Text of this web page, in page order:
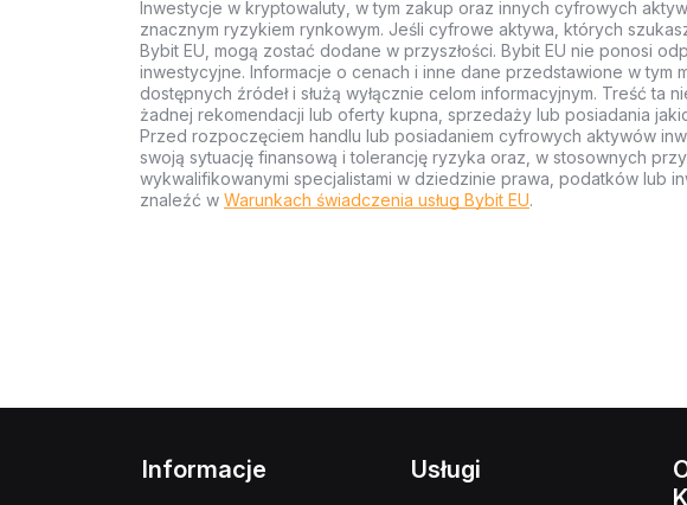
Inwestycje w kryptowaluty, w tym zakup oraz innych cyfrowych
znacznym ryzykiem rynkowym. Jeśli cyfrowe aktywa, których
Bybit EU, mogą zostać dodane w przyszłości. Bybit EU nie ponosi
inwestycyjne. Informacje o cenach i inne dane przedstawione w tym
dostępnych źródeł i służą wyłącznie celom informacyjnym. Treść ta
żadnej rekomendacji lub oferty kupna, sprzedaży lub posiadania
Przed rozpoczęciem handlu lub posiadaniem cyfrowych aktywów
swoją sytuację finansową i tolerancję ryzyka oraz, w stosownych
wykwalifikowanymi specjalistami w dziedzinie prawa, podatków lub
znaleźć w Warunkach świadczenia usług Bybit EU.
Informacje Usługi